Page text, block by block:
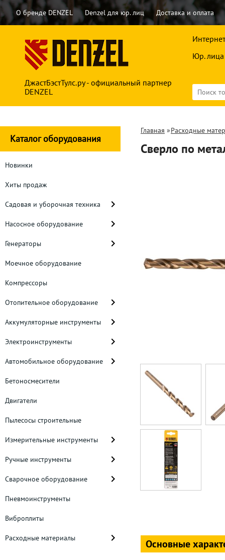
О бренде DENZEL Denzel для юр. лиц Доставка и оплата
ДжастБэстТулс.ру - официальный партнер
DENZEL
Юр. лица
Каталог оборудования
Новинки
Хиты продаж
Садовая и уборочная техника
Насосное оборудование
Генераторы
Моечное оборудование
Компрессоры
Отопительное оборудование
Аккумуляторные инструменты
Электроинструменты
Автомобильное оборудование
Бетоносмесители
Двигатели
Пылесосы строительные
Измерительные инструменты
Ручные инструменты
Сварочное оборудование
Пневмоинструменты
Виброплиты
Расходные материалы
Главная »Расходные
Сверло по
Основные